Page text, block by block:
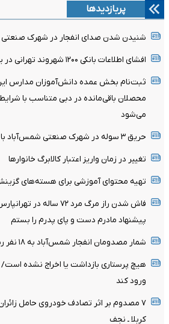
پربازدیدها
شنیدن شدن صدای انفجار در شهرک
افشای اطلاعات بانکی ۱۲۰۰ شهروند تهرانی در یک غرفه میوه و تره‌بار
ثبت‌نام بخش عمده دانش‌آموزان مدارس
محصلان باقی‌مانده در دبی متناسب با
می‌شود
حریق ۳ سوله در شهرک صنعتی شمس‌آباد با ۲۶ مصدوم
تغییر در زمان واریز اعتبار کالابرگ خانوار‌ها
تهیه محتوای آموزشی برای هسته‌های
پیشنهاد مادرم دست و پای پدرم را بستم
شمار مصدومان انفجار شمس‌آباد به ۱۸ نفر رسید
هیچ پرستاری بازداشت یا اخراج نشده
ورود کند
۷ مصدوم بر اثر تصادف خودروی حامل زائران
کربلا ـ نجف